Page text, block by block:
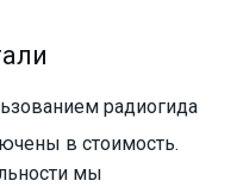
радиогида
в стоимость.
мы